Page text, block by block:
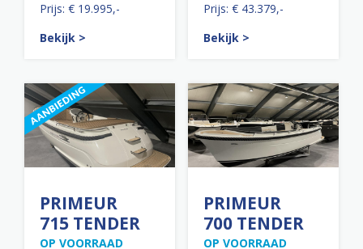
Prijs: € 19.995,-
Bekijk >
Prijs: € 43.379,-
Bekijk >
PRIMEUR
715 TENDER
OP VOORRAAD
PRIMEUR
700 TENDER
OP VOORRAAD